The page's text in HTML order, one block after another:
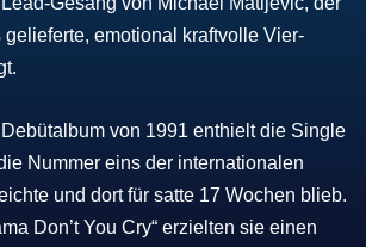
emotional kraftvolle Vier-
Debütalbum von 1991 enthielt die Single
Nummer eins der internationalen
und dort für satte 17 Wochen blieb.
Don’t You Cry“ erzielten sie einen